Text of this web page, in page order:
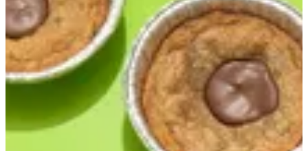
EN
تسجيل الدخول